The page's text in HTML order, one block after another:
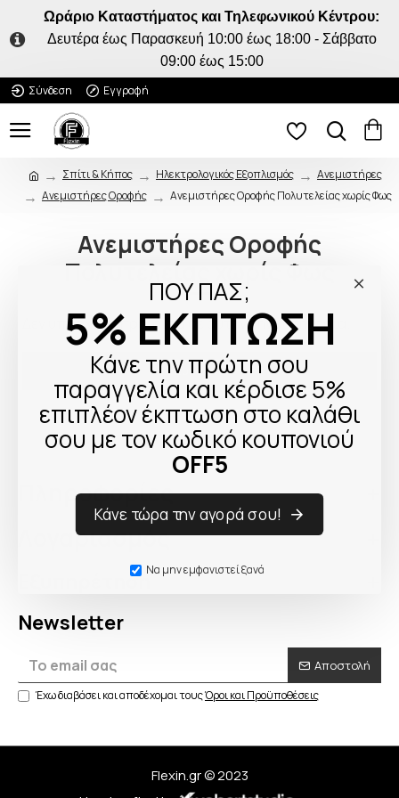
ΠΟΥ ΠΑΣ;
5% ΕΚΠΤΩΣΗ
Κάνε την πρώτη σου
παραγγελία και κέρδισε 5%
επιπλέον έκπτωση στο καλάθι
σου με τον κωδικό κουπονιού
OFF5
Κάνε τώρα την αγορά σου!
Να μην εμφανιστεί ξανά
Ωράριο Καταστήματος και Τηλεφωνικού Κέντρου:
Δευτέρα έως Παρασκευή 10:00 έως 18:00 - Σάββατο
09:00 έως 15:00
Σύνδεση
Εγγραφή
Σπίτι & Κήπος Ηλεκτρολογικός Εξοπλισμός
Ανεμιστήρες
Ανεμιστήρες Oροφής
Ανεμιστήρες Οροφής Πολυτελείας χωρίς Φως
Ανεμιστήρες Οροφής
Πολυτελείας χωρίς Φως
Δεν υπάρχουν προϊόντα σε αυτήν την κατηγορία.
Συνέχεια
Πληροφορίες
Λογαριασμός
Εξυπηρέτηση
Newsletter
Αποστολή
Έχω διαβάσει και αποδέχομαι τουςΌροι και Προϋποθέσεις
Flexin.gr © 2023